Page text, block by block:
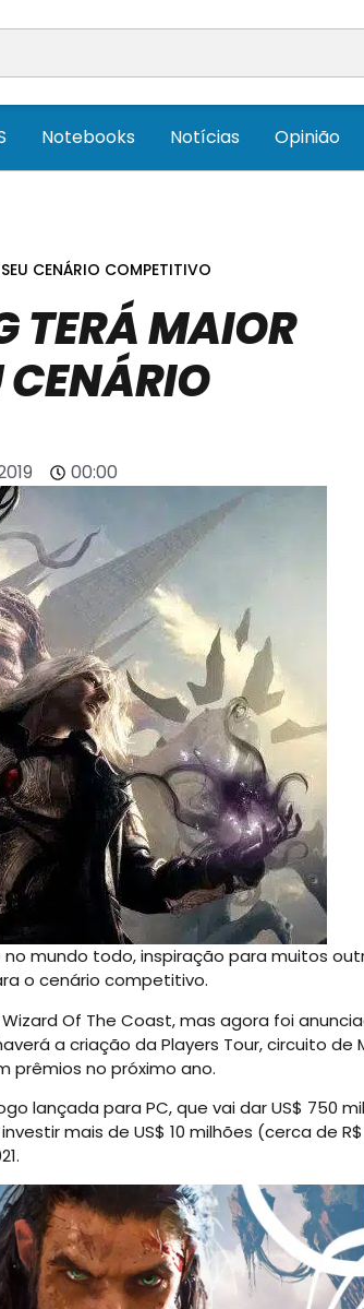
Notebooks Notícias Opinião
CENÁRIO COMPETITIVO
TERÁ MAIOR
CENÁRIO
00:00
mundo todo, inspiração para muitos
o cenário competitivo.
Of The Coast, mas agora foi
a criação da Players Tour, circuito de
prêmios no próximo ano.
lançada para PC, que vai dar US$ 750
mais de US$ 10 milhões (cerca de